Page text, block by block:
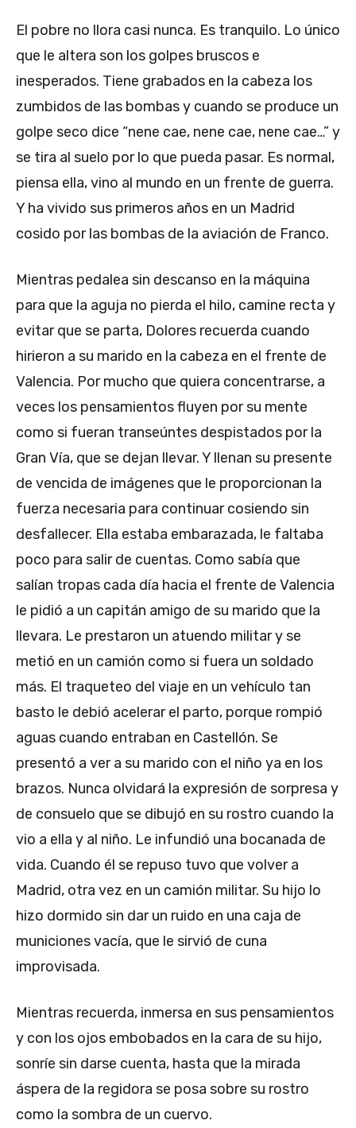
El pobre no llora casi nunca. Es tranquilo. Lo único
que le altera son los golpes bruscos e
inesperados. Tiene grabados en la cabeza los
zumbidos de las bombas y cuando se produce un
golpe seco dice “nene cae, nene cae, nene cae…” y
se tira al suelo por lo que pueda pasar. Es normal,
piensa ella, vino al mundo en un frente de guerra.
Y ha vivido sus primeros años en un Madrid
cosido por las bombas de la aviación de Franco.
Mientras pedalea sin descanso en la máquina
para que la aguja no pierda el hilo, camine recta y
evitar que se parta, Dolores recuerda cuando
hirieron a su marido en la cabeza en el frente de
Valencia. Por mucho que quiera concentrarse, a
veces los pensamientos fluyen por su mente
como si fueran transeúntes despistados por la
Gran Vía, que se dejan llevar. Y llenan su presente
de vencida de imágenes que le proporcionan la
fuerza necesaria para continuar cosiendo sin
desfallecer. Ella estaba embarazada, le faltaba
poco para salir de cuentas. Como sabía que
salían tropas cada día hacia el frente de Valencia
le pidió a un capitán amigo de su marido que la
llevara. Le prestaron un atuendo militar y se
metió en un camión como si fuera un soldado
más. El traqueteo del viaje en un vehículo tan
basto le debió acelerar el parto, porque rompió
aguas cuando entraban en Castellón. Se
presentó a ver a su marido con el niño ya en los
brazos. Nunca olvidará la expresión de sorpresa y
de consuelo que se dibujó en su rostro cuando la
vio a ella y al niño. Le infundió una bocanada de
vida. Cuando él se repuso tuvo que volver a
Madrid, otra vez en un camión militar. Su hijo lo
hizo dormido sin dar un ruido en una caja de
municiones vacía, que le sirvió de cuna
improvisada.
Mientras recuerda, inmersa en sus pensamientos
y con los ojos embobados en la cara de su hijo,
sonríe sin darse cuenta, hasta que la mirada
áspera de la regidora se posa sobre su rostro
como la sombra de un cuervo.